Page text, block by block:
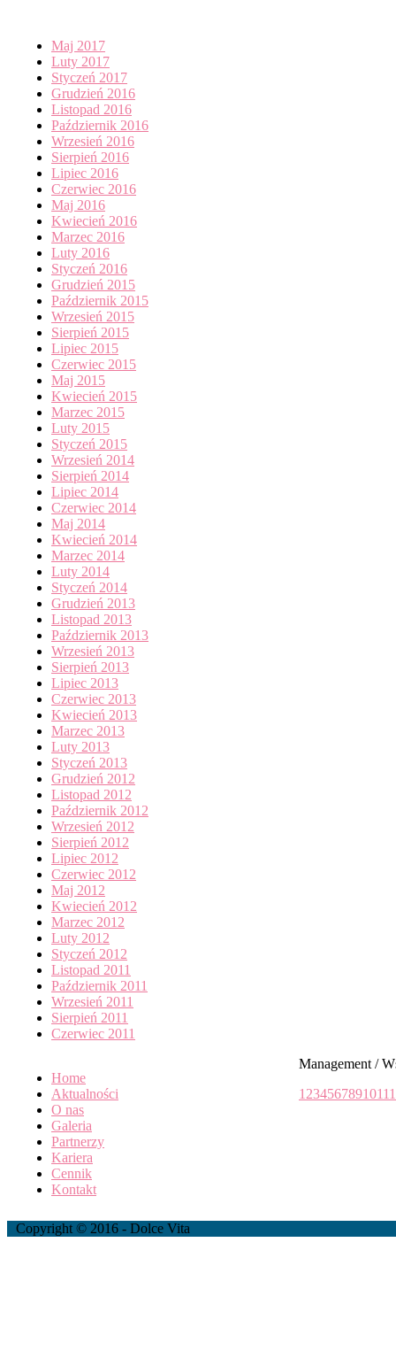
Maj 2017
Luty 2017
Styczeń 2017
Grudzień 2016
Listopad 2016
Październik 2016
Wrzesień 2016
Sierpień 2016
Lipiec 2016
Czerwiec 2016
Maj 2016
Kwiecień 2016
Marzec 2016
Luty 2016
Styczeń 2016
Grudzień 2015
Październik 2015
Wrzesień 2015
Sierpień 2015
Lipiec 2015
Czerwiec 2015
Maj 2015
Kwiecień 2015
Marzec 2015
Luty 2015
Styczeń 2015
Wrzesień 2014
Sierpień 2014
Lipiec 2014
Czerwiec 2014
Maj 2014
Kwiecień 2014
Marzec 2014
Luty 2014
Styczeń 2014
Grudzień 2013
Listopad 2013
Październik 2013
Wrzesień 2013
Sierpień 2013
Lipiec 2013
Czerwiec 2013
Kwiecień 2013
Marzec 2013
Luty 2013
Styczeń 2013
Grudzień 2012
Listopad 2012
Październik 2012
Wrzesień 2012
Sierpień 2012
Lipiec 2012
Czerwiec 2012
Maj 2012
Kwiecień 2012
Marzec 2012
Luty 2012
Styczeń 2012
Listopad 2011
Październik 2011
Wrzesień 2011
Sierpień 2011
Czerwiec 2011
Home
Aktualności
O nas
Galeria
Partnerzy
Kariera
Cennik
Kontakt
Management /
1 234567891011
Copyright © 2016 - Dolce Vita